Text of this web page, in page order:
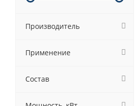
Производитель
Применение
Состав